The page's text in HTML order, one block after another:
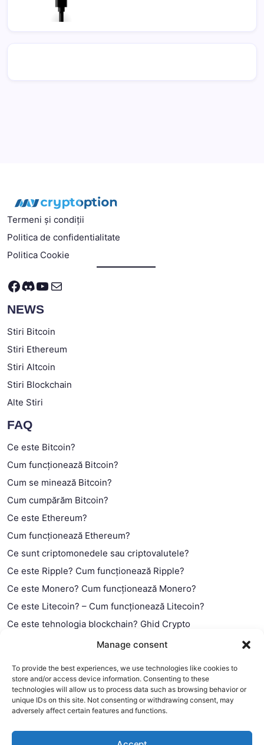
Manage consent
To provide the best experiences, we use technologies like cookies to
store and/or access device information. Consenting to these
technologies will allow us to process data such as browsing behavior or
unique IDs on this site. Not consenting or withdrawing consent, may
adversely affect certain features and functions.
Termeni și condiții
Politica de confidentialitate
Politica Cookie
Facebook
Discord
YouTube
Mail
NEWS
Stiri Bitcoin
Stiri Ethereum
Stiri Altcoin
Stiri Blockchain
Alte Stiri
FAQ
Ce este Bitcoin?
Cum funcționează Bitcoin?
Cum se minează Bitcoin?
Cum cumpărăm Bitcoin?
Ce este Ethereum?
Cum funcționează Ethereum?
Ce sunt criptomonedele sau criptovalutele?
Ce este Ripple? Cum funcționează Ripple?
Ce este Monero? Cum funcționează Monero?
Ce este Litecoin? – Cum funcționează Litecoin?
Ce este tehnologia blockchain? Ghid Crypto
Ce este contractul smart?